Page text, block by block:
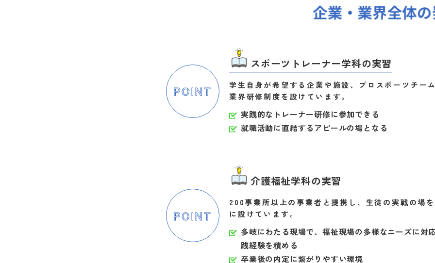
POINT
スポーツトレーナー学科の実習
学生自身が希望する企業や施設、プロスポーツチー
業界研修制度を設けています。
実践的なトレーナー研修に参加できる
就職活動に直結するアピールの場となる
POINT
介護福祉学科の実習
200事業所以上の事業者と提携し、生徒の実戦の場
に設けています。
多岐にわたる現場で、福祉現場の多様なニーズに対
践経験を積める
卒業後の内定に繋がりやすい環境